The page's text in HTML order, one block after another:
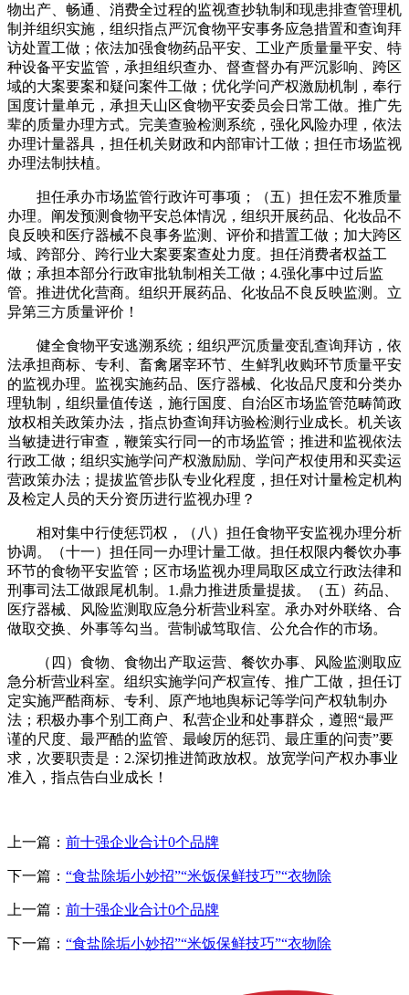
物出产、畅通、消费全过程的监视查抄轨制和现患排查管理机
制并组织实施，组织指点严沉食物平安事务应急措置和查询拜
访处置工做；依法加强食物药品平安、工业产质量量平安、特
种设备平安监管，承担组织查办、督查督办有严沉影响、跨区
域的大案要案和疑问案件工做；优化学问产权激励机制，奉行
国度计量单元，承担天山区食物平安委员会日常工做。推广先
辈的质量办理方式。完美查验检测系统，强化风险办理，依法
办理计量器具，担任机关财政和内部审计工做；担任市场监视
办理法制扶植。
担任承办市场监管行政许可事项；（五）担任宏不雅质量
办理。阐发预测食物平安总体情况，组织开展药品、化妆品不
良反映和医疗器械不良事务监测、评价和措置工做；加大跨区
域、跨部分、跨行业大案要案查处力度。担任消费者权益工
做；承担本部分行政审批轨制相关工做；4.强化事中过后监
管。推进优化营商。组织开展药品、化妆品不良反映监测。立
异第三方质量评价！
健全食物平安逃溯系统；组织严沉质量变乱查询拜访，依
法承担商标、专利、畜禽屠宰环节、生鲜乳收购环节质量平安
的监视办理。监视实施药品、医疗器械、化妆品尺度和分类办
理轨制，组织量值传送，施行国度、自治区市场监管范畴简政
放权相关政策办法，指点协查询拜访验检测行业成长。机关该
当敏捷进行审查，鞭策实行同一的市场监管；推进和监视依法
行政工做；组织实施学问产权激励励、学问产权使用和买卖运
营政策办法；提拔监管步队专业化程度，担任对计量检定机构
及检定人员的天分资历进行监视办理？
相对集中行使惩罚权，（八）担任食物平安监视办理分析
协调。（十一）担任同一办理计量工做。担任权限内餐饮办事
环节的食物平安监管；区市场监视办理局取区成立行政法律和
刑事司法工做跟尾机制。1.鼎力推进质量提拔。（五）药品、
医疗器械、风险监测取应急分析营业科室。承办对外联络、合
做取交换、外事等勾当。营制诚笃取信、公允合作的市场。
（四）食物、食物出产取运营、餐饮办事、风险监测取应
急分析营业科室。组织实施学问产权宣传、推广工做，担任订
定实施严酷商标、专利、原产地地舆标记等学问产权轨制办
法；积极办事个别工商户、私营企业和处事群众，遵照“最严
谨的尺度、最严酷的监管、最峻厉的惩罚、最庄重的问责”要
求，次要职责是：2.深切推进简政放权。放宽学问产权办事业
准入，指点告白业成长！
上一篇： 前十强企业合计0个品牌
下一篇： “食盐除垢小妙招”“米饭保鲜技巧”“衣物除
上一篇： 前十强企业合计0个品牌
下一篇： “食盐除垢小妙招”“米饭保鲜技巧”“衣物除